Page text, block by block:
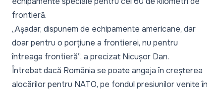
frontieră.
„Așadar, dispunem de echipamente americane, dar
doar pentru o porțiune a frontierei, nu pentru
întreaga frontieră”, a precizat Nicușor Dan.
Întrebat dacă România se poate angaja în creșterea
alocărilor pentru NATO, pe fondul presiunilor venite în